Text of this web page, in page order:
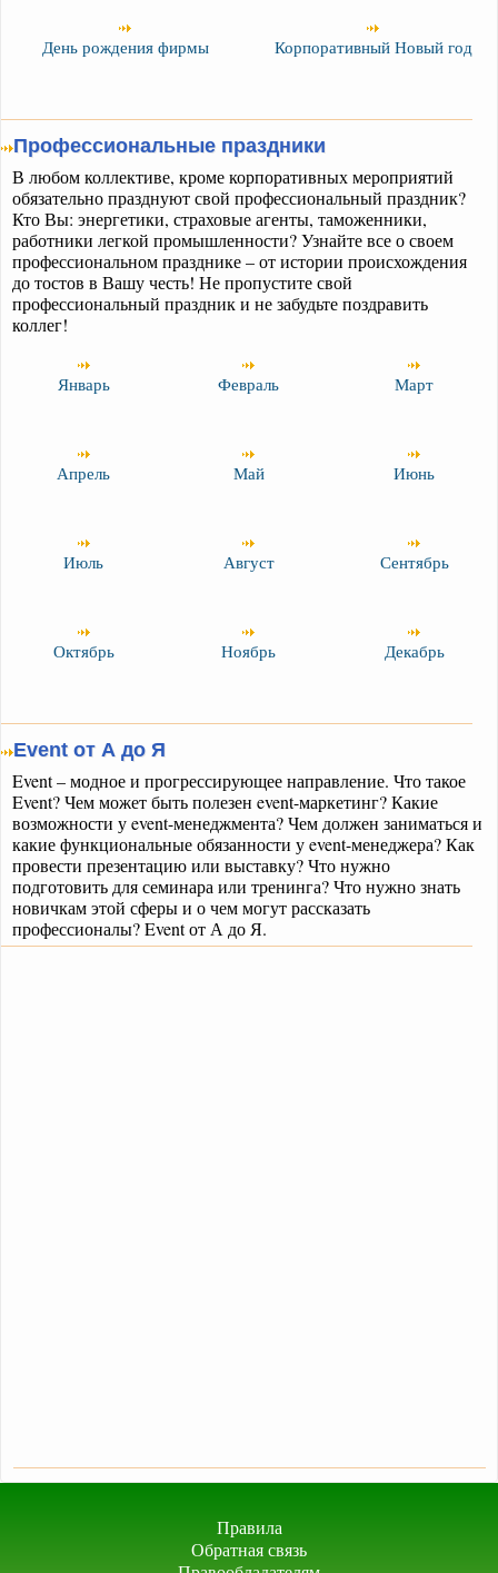
День рождения фирмы Корпоративный Новый год
Профессиональные праздники
В любом коллективе, кроме корпоративных мероприятий
обязательно празднуют свой профессиональный праздник?
Кто Вы: энергетики, страховые агенты, таможенники,
работники легкой промышленности? Узнайте все о своем
профессиональном празднике – от истории происхождения
до тостов в Вашу честь! Не пропустите свой
профессиональный праздник и не забудьте поздравить
коллег!
Январь Февраль Март
Апрель Май Июнь
Июль Август Сентябрь
Октябрь Ноябрь Декабрь
Event от А до Я
Event – модное и прогрессирующее направление. Что такое
Event? Чем может быть полезен event-маркетинг? Какие
возможности у event-менеджмента? Чем должен заниматься и
какие функциональные обязанности у event-менеджера? Как
провести презентацию или выставку? Что нужно
подготовить для семинара или тренинга? Что нужно знать
новичкам этой сферы и о чем могут рассказать
профессионалы? Event от А до Я.
Правила
Обратная связь